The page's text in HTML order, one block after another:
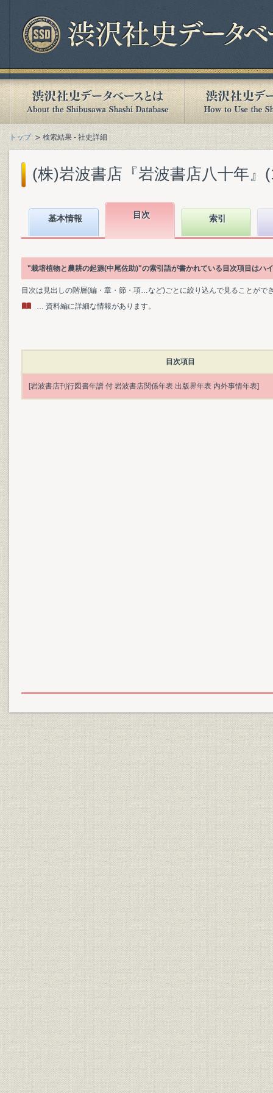
トップ 検索結果 - 社史詳細
(株)岩波書店『岩波書店八十年』
基本情報 目次 索引
"栽培植物と農耕の起源(中尾佐助)"の索引語が書かれている目次項目はハ
目次は見出しの階層(編・章・節・項…など)ごとに絞り込んで見ることがで
… 資料編に詳細な情報があります。
目次項目
[岩波書店刊行図書年譜 付 岩波書店関係年表 出版界年表 内外事情年表]